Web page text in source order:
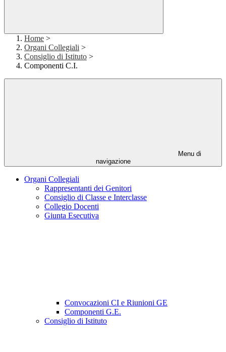
Home >
Organi Collegiali >
Consiglio di Istituto >
Componenti C.I.
Menu di
navigazione
Organi Collegiali
Rappresentanti dei Genitori
Consiglio di Classe e Interclasse
Collegio Docenti
Giunta Esecutiva
Convocazioni CI e Riunioni GE
Componenti G.E.
Consiglio di Istituto